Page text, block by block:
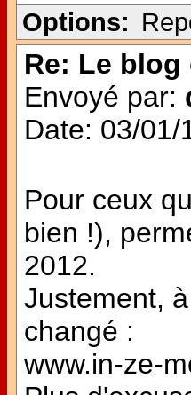
Options:
Re: Le blog
Envoyé par:
Date: 03/01/
Pour ceux
bien !),
2012.
Justement,
changé :
www.in-ze-